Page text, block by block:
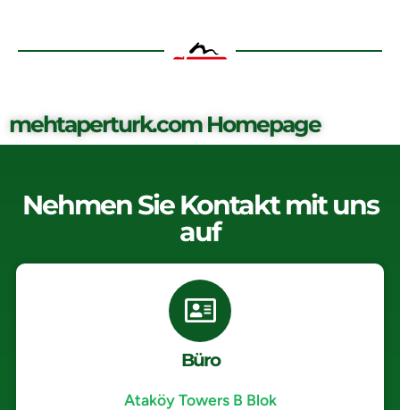
mehtaperturk.com Homepage
Nehmen Sie Kontakt mit uns
auf
Büro
Ataköy Towers B Blok